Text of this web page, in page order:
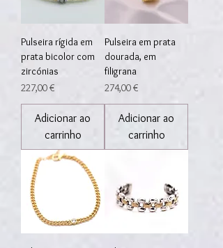
Pulseira rígida em
prata bicolor com
zircónias
Preço
227,00 €
Adicionar ao
carrinho
Pulseira em prata
dourada, em
filigrana
Preço
274,00 €
Adicionar ao
carrinho